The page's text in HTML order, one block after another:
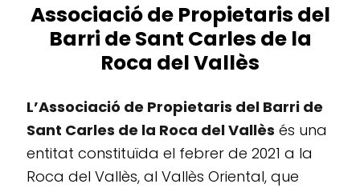
Associació de Propietaris del
Barri de Sant Carles de la
Roca del Vallès
L’Associació de Propietaris del Barri de
Sant Carles de la Roca del Vallès és una
entitat constituïda el febrer de 2021 a la
Roca del Vallès, al Vallès Oriental, que